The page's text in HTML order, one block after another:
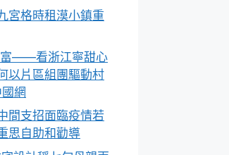
宮格時租漠小鎮重
富——看浙江寧甜心
以片區組團驅動村
網
間支招面臨疫情若
思自助和勸導